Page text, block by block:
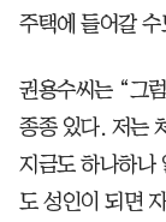
주택에 들어갈 수
권용수씨는 “그
종종 있다. 저는
지금도 하나하나
도 성인이 되면